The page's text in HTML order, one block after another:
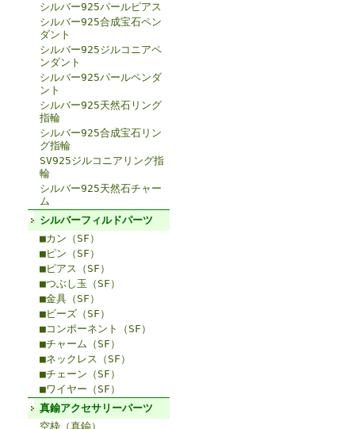
シルバー925パールピアス
シルバー925合成宝石ペン
ダント
シルバー925ジルコニアペ
ンダント
シルバー925パールペンダ
ント
シルバー925天然石リング
指輪
シルバー925合成宝石リン
グ指輪
SV925ジルコニアリング指
輪
シルバー925天然石チャー
ム
シルバーフィルドパーツ
■カン（SF）
■ピン（SF）
■ピアス（SF）
■つぶし玉（SF）
■金具（SF）
■ビーズ（SF）
■コンポーネント（SF）
■チャーム（SF）
■ネックレス（SF）
■チェーン（SF）
■ワイヤー（SF）
真鍮アクセサリーパーツ
空枠（真鍮）